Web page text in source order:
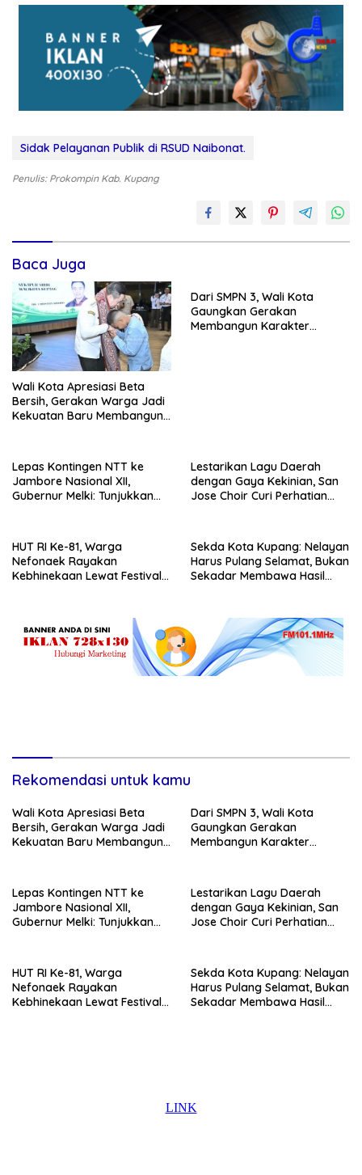
Sidak Pelayanan Publik di RSUD Naibonat.
Penulis: Prokompin Kab. Kupang
Baca Juga
Wali Kota Apresiasi Beta
Bersih, Gerakan Warga Jadi
Kekuatan Baru Membangun
Dari SMPN 3, Wali Kota
Gaungkan Gerakan
Membangun Karakter
Lepas Kontingen NTT ke
Jambore Nasional XII,
Gubernur Melki: Tunjukkan
Lestarikan Lagu Daerah
dengan Gaya Kekinian, San
Jose Choir Curi Perhatian
HUT RI Ke-81, Warga
Nefonaek Rayakan
Kebhinekaan Lewat Festival
Sekda Kota Kupang: Nelayan
Harus Pulang Selamat, Bukan
Sekadar Membawa Hasil
Rekomendasi untuk kamu
Wali Kota Apresiasi Beta
Bersih, Gerakan Warga Jadi
Kekuatan Baru Membangun
Dari SMPN 3, Wali Kota
Gaungkan Gerakan
Membangun Karakter
Lepas Kontingen NTT ke
Jambore Nasional XII,
Gubernur Melki: Tunjukkan
Lestarikan Lagu Daerah
dengan Gaya Kekinian, San
Jose Choir Curi Perhatian
HUT RI Ke-81, Warga
Nefonaek Rayakan
Kebhinekaan Lewat Festival
Sekda Kota Kupang: Nelayan
Harus Pulang Selamat, Bukan
Sekadar Membawa Hasil